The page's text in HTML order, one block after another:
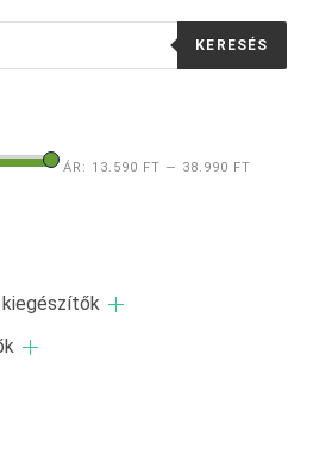
KERESÉS
ÁR: 13.590 FT — 38.990 FT